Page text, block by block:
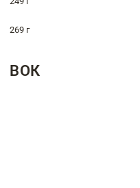
269 г
ВОК